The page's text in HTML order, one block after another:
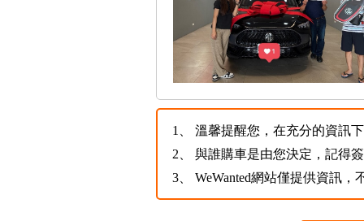
1、
溫馨提醒您，在充分的資訊
2、
與誰購車是由您決定，記得
3、
WeWanted網站僅提供資訊